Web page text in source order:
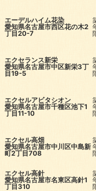
エーデルハイム花染
愛知県名古屋市西区花の木2
丁目20-7
エクセランス新栄
愛知県名古屋市中区新栄3丁
目19-5
エクセルアビタシオン
愛知県名古屋市千種区池下1
丁目11-10
エクセル高畑
愛知県名古屋市中川区中島新
町2丁目708
エクセル高針
愛知県名古屋市名東区高針1
丁目310